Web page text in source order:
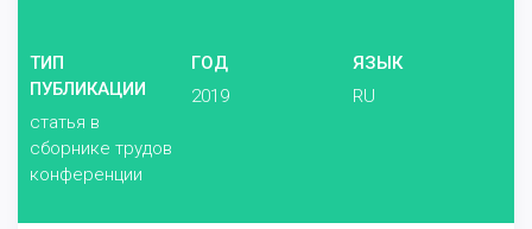
ТИП
ПУБЛИКАЦИИ
статья в
сборнике трудов
конференции
ГОД
2019
ЯЗЫК
RU